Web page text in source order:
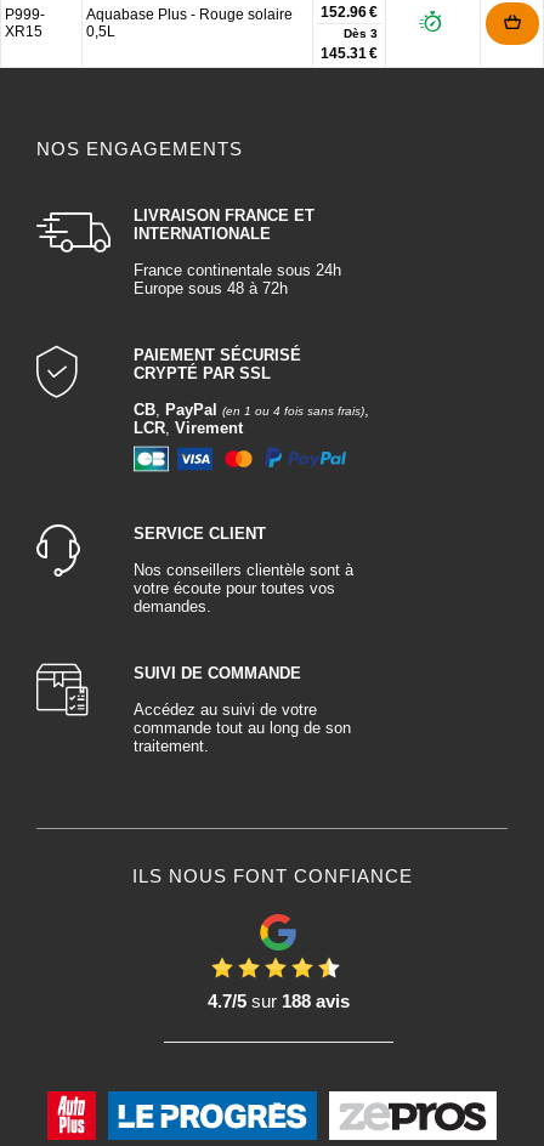
P999-
XR15
Aquabase Plus - Rouge solaire
0,5L
152.96 €
Dès 3
145.31 €
NOS ENGAGEMENTS
LIVRAISON FRANCE ET
INTERNATIONALE
France continentale sous 24h
Europe sous 48 à 72h
PAIEMENT SÉCURISÉ
CRYPTÉ PAR SSL
CB, PayPal (en 1 ou 4 fois sans frais),
LCR, Virement
SERVICE CLIENT
Nos conseillers clientèle sont à
votre écoute pour toutes vos
demandes.
SUIVI DE COMMANDE
Accédez au suivi de votre
commande tout au long de son
traitement.
ILS NOUS FONT CONFIANCE
4.7/5sur 188 avis